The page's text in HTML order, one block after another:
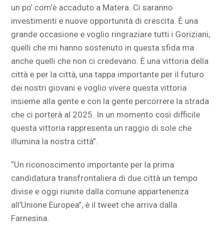
un po’ com’è accaduto a Matera. Ci saranno
investimenti e nuove opportunità di crescita. È una
grande occasione e voglio ringraziare tutti i Goriziani,
quelli che mi hanno sostenuto in questa sfida ma
anche quelli che non ci credevano. È una vittoria della
città e per la città, una tappa importante per il futuro
dei nostri giovani e voglio vivere questa vittoria
insieme alla gente e con la gente percorrere la strada
che ci porterà al 2025. In un momento così difficile
questa vittoria rappresenta un raggio di sole che
illumina la nostra città”.
“Un riconoscimento importante per la prima
candidatura transfrontaliera di due città un tempo
divise e oggi riunite dalla comune appartenenza
all’Unione Europea”, è il tweet che arriva dalla
Farnesina.